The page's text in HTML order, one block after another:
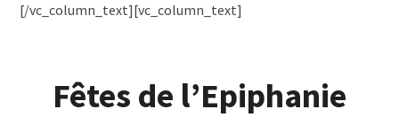
[/vc_column_text][vc_column_text]
Fêtes de l’Epiphanie